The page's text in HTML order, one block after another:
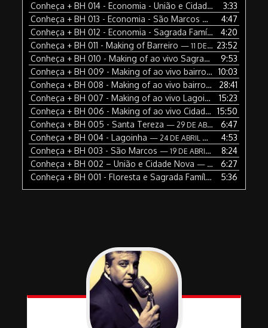
Conheça + BH 014 - Economia - União e Cidade Nova
3:33
Conheça + BH 013 - Economia - São Marcos — 14 DE JUNHO
4:47
Conheça + BH 012 - Economia - Sagrada Família e Floresta
4:20
Conheça + BH 011 - Making of Barreiro — 11 DE JUNHO DE 2018
23:52
Conheça + BH 010 - Making of ao vivo Sagrada Família e Floresta
9:53
Conheça + BH 009 - Making of ao vivo bairro Santa Tereza
10:03
Conheça + BH 008 - Making of ao vivo bairro São Marcos
28:41
Conheça + BH 007 - Making of ao vivo Lagoinha
— 7 DE
15:23
Conheça + BH 006 - Making of ao vivo Cidade Nova e União
15:50
Conheça + BH 005 - Santa Tereza — 29 DE ABRIL DE 2018
6:47
Conheça + BH 004 - Lagoinha — 24 DE ABRIL DE 2018
4:53
Conheça + BH 003 - São Marcos — 19 DE ABRIL DE 2018
8:24
Conheça + BH 002 – União e Cidade Nova — 17 DE ABRIL DE 2018
6:27
Conheça + BH 001 - Floresta e Sagrada Família
— 12 DE ABRIL
5:36